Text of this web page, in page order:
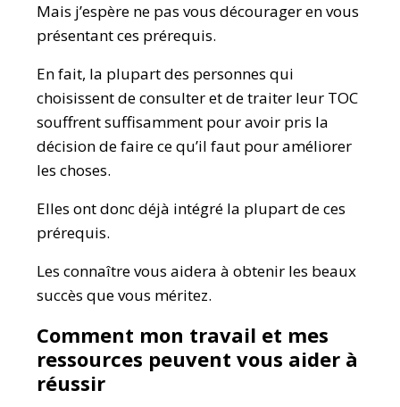
Mais j’espère ne pas vous décourager en vous
présentant ces prérequis.
En fait, la plupart des personnes qui
choisissent de consulter et de traiter leur TOC
souffrent suffisamment pour avoir pris la
décision de faire ce qu’il faut pour améliorer
les choses.
Elles ont donc déjà intégré la plupart de ces
prérequis.
Les connaître vous aidera à obtenir les beaux
succès que vous méritez.
Comment mon travail et mes
ressources peuvent vous aider à
réussir